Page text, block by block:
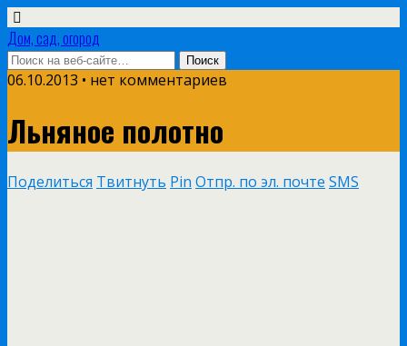
Дом, сад, огород
06.10.2013 • нет комментариев
Льняное полотно
Поделиться Твитнуть Pin Отпр. по эл. почте SMS